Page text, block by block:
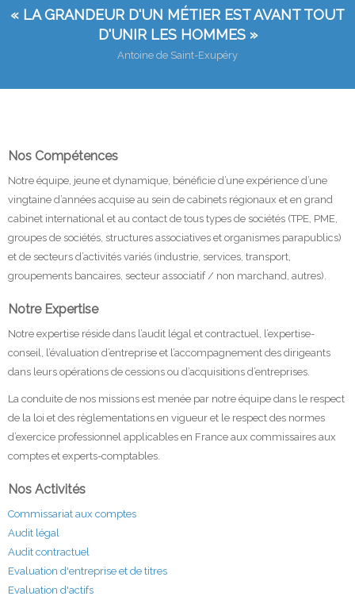
« LA GRANDEUR D'UN MÉTIER EST AVANT TOUT
D'UNIR LES HOMMES »
Antoine de Saint-Exupéry
Nos Compétences
Notre équipe, jeune et dynamique, bénéficie d’une expérience d’une
vingtaine d’années acquise au sein de cabinets régionaux et en grand
cabinet international et au contact de tous types de sociétés (TPE, PME,
groupes de sociétés, structures associatives et organismes parapublics)
et de secteurs d’activités variés (industrie, services, transport,
groupements bancaires, secteur associatif / non marchand, autres).
Notre Expertise
Notre expertise réside dans l’audit légal et contractuel, l’expertise-
conseil, l’évaluation d’entreprise et l’accompagnement des dirigeants
dans leurs opérations de cessions ou d’acquisitions d’entreprises.
La conduite de nos missions est menée par notre équipe dans le respect
de la loi et des règlementations en vigueur et le respect des normes
d’exercice professionnel applicables en France aux commissaires aux
comptes et experts-comptables.
Nos Activités
Commissariat aux comptes
Audit légal
Audit contractuel
Evaluation d'entreprise et de titres
Evaluation d'actifs